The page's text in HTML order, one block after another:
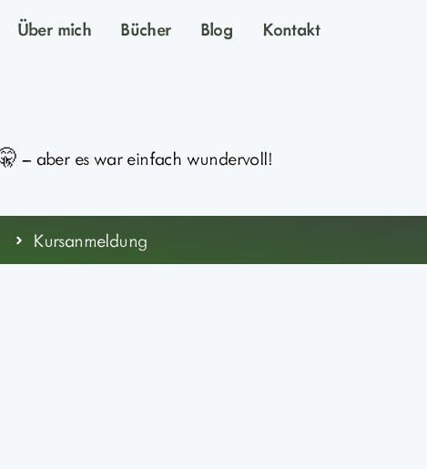
Über mich Bücher Blog Kontakt
– aber es war einfach wundervoll!
Kursanmeldung